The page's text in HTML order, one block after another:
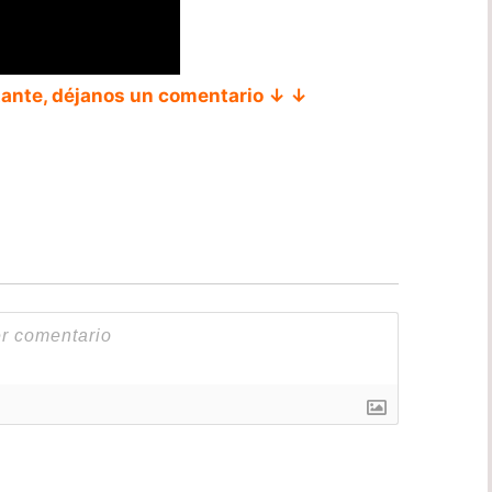
déjanos un comentario ↓ ↓